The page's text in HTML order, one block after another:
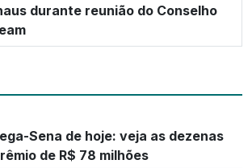
durante reunião do Conselho
Sena de hoje: veja as dezenas
de R$ 78 milhões